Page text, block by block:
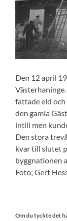
Den 12 april
fattade eld
den gamla
intill men
Den stora
kvar till slutet
byggnationen
Foto; Gert
Om du tyckte det